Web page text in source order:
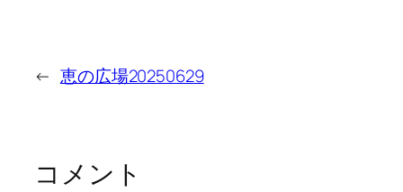
← 恵の広場20250629
コメント